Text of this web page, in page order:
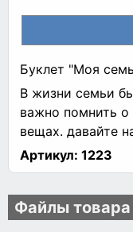
Буклет "Моя
В жизни семьи
важно помнить
вещах. давайте
Артикул: 1223
Файлы товара